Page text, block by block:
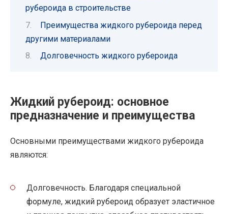
рубероида в строительстве
Преимущества жидкого рубероида перед
другими материалами
Долговечность жидкого рубероида
Жидкий рубероид: основное
предназначение и преимущества
Основными преимуществами жидкого рубероида
являются:
Долговечность. Благодаря специальной
формуле, жидкий рубероид образует эластичное